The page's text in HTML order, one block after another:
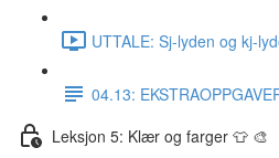
UTTALE: Sj-lyden og kj-
04.13:
Leksjon 5: Klær og farger 👕 🎨